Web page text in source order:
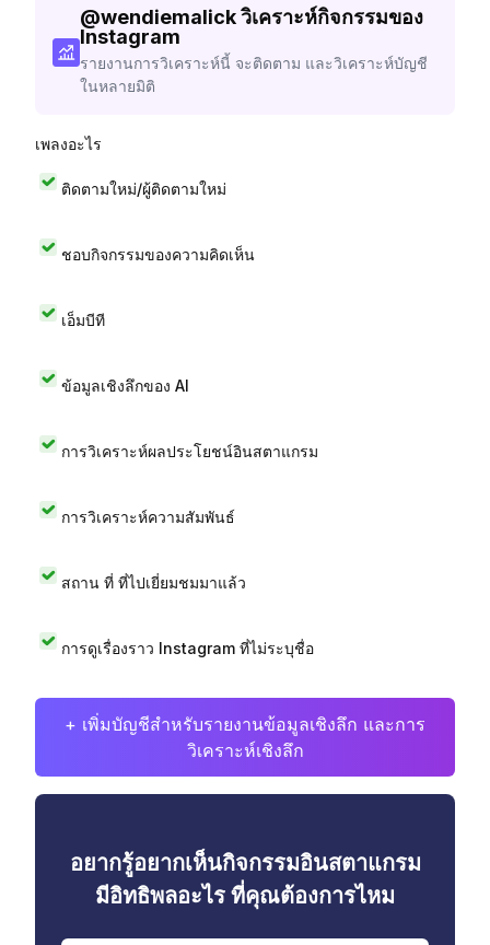
@wendiemalick วิเคราะห์กิจกรรมของ
Instagram
รายงานการวิเคราะห์นี้ จะติดตาม และวิเคราะห์บัญชี
ในหลายมิติ
เพลงอะไร
ติดตามใหม่/ผู้ติดตามใหม่
ชอบกิจกรรมของความคิดเห็น
เอ็มบีที
ข้อมูลเชิงลึกของ AI
การวิเคราะห์ผลประโยชน์อินสตาแกรม
การวิเคราะห์ความสัมพันธ์
สถาน ที่ ที่ไปเยี่ยมชมมาแล้ว
การดูเรื่องราว Instagram ที่ไม่ระบุชื่อ
+ เพิ่มบัญชีสำหรับรายงานข้อมูลเชิงลึก และการ
วิเคราะห์เชิงลึก
อยากรู้อยากเห็นกิจกรรมอินสตาแกรม
มีอิทธิพลอะไร ที่คุณต้องการไหม